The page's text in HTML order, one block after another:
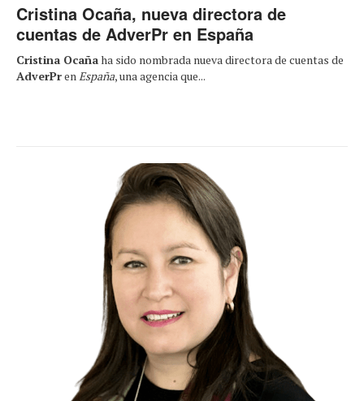
Cristina Ocaña, nueva directora de
cuentas de AdverPr en España
Cristina Ocañaha sido nombrada nueva directora de cuentas de
AdverPrenEspaña, una agencia que...